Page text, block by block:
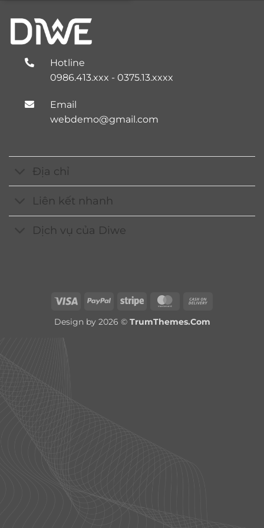
Hotline
0986.413.xxx - 0375.13.xxxx
Email
webdemo@gmail.com
Địa chỉ
Liên kết nhanh
Dịch vụ của Diwe
Visa PayPal Stripe MasterCard
Delivery
Design by 2026 © TrumThemes.Com